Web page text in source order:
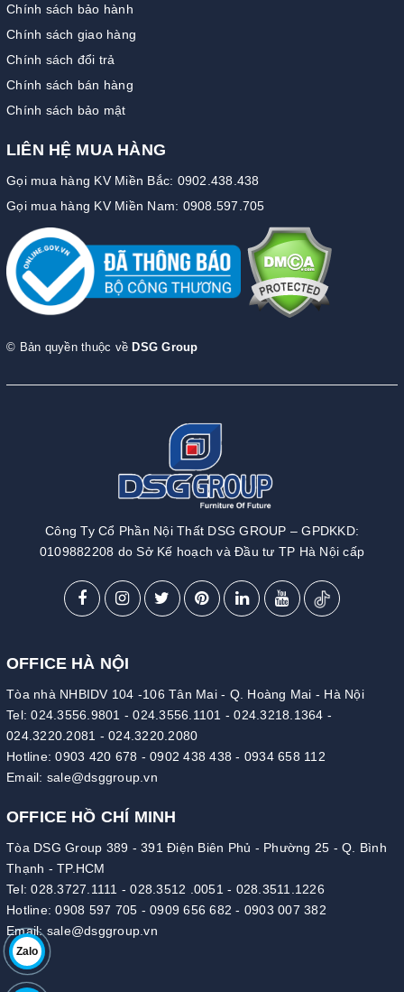
Zalo
Chính sách bảo hành
Chính sách giao hàng
Chính sách đổi trả
Chính sách bán hàng
Chính sách bảo mật
LIÊN HỆ MUA HÀNG
Gọi mua hàng KV Miền Bắc: 0902.438.438
Gọi mua hàng KV Miền Nam: 0908.597.705
© Bản quyền thuộc về DSG Group
Công Ty Cổ Phần Nội Thất DSG GROUP – GPDKKD:
0109882208 do Sở Kế hoạch và Đầu tư TP Hà Nội cấp
OFFICE HÀ NỘI
Tòa nhà NHBIDV 104 -106 Tân Mai - Q. Hoàng Mai - Hà Nội
Tel:024.3556.9801 -024.3556.1101 -024.3218.1364 -
024.3220.2081 - 024.3220.2080
Hotline:0903 420 678 - 0902 438 438 - 0934 658 112
Email: sale@dsggroup.vn
OFFICE HỒ CHÍ MINH
Tòa DSG Group 389 - 391 Điện Biên Phủ - Phường 25 - Q. Bình
Thạnh - TP.HCM
Tel:028.3727.1111 -028.3512 .0051 - 028.3511.1226
Hotline:0908 597 705 - 0909 656 682 - 0903 007 382
Email: sale@dsggroup.vn